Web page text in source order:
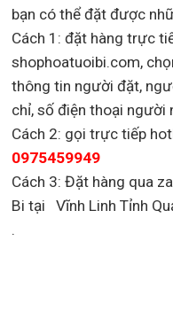
bạn có thể đặt được
Cách 1: đặt hàng trực
shophoatuoibi.com,
thông tin người đặt,
chỉ, số điện thoại người
Cách 2: gọi trực tiếp
0975459949
Cách 3: Đặt hàng qua
Bi tại Vĩnh Linh Tỉnh
.